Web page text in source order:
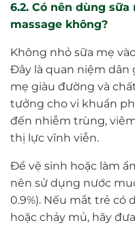
6.2. Có nên dùng
massage không?
Không nhỏ sữa mẹ
Đây là quan niệm dân
mẹ giàu đường và
tưởng cho vi khuẩn
đến nhiễm trùng,
thị lực vĩnh viễn.
Để vệ sinh hoặc làm
nên sử dụng nước
0.9%). Nếu mắt trẻ có
hoặc chảy mủ, hãy